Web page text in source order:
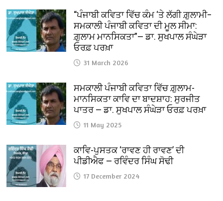
“ਪੰਜਾਬੀ ਕਵਿਤਾ ਵਿੱਚ ਕੰਮ ‘ਤੇ ਲੱਗੀ ਗ਼ੁਲਾਮੀ–
ਸਮਕਾਲੀ ਪੰਜਾਬੀ ਕਵਿਤਾ ਦੀ ਮੂਲ ਸੀਮਾ:
ਗ਼ੁਲਾਮ ਮਾਨਸਿਕਤਾ”— ਡਾ. ਸੁਖਪਾਲ ਸੰਘੇੜਾ
ਓਰਫ਼ ਪਰਖ਼ਾ
31 March 2026
ਸਮਕਾਲੀ ਪੰਜਾਬੀ ਕਵਿਤਾ ਵਿੱਚ ਗ਼ੁਲਾਮ-
ਮਾਨਸਿਕਤਾ ਕਾਵਿ ਦਾ ਬਾਦਸ਼ਾਹ: ਸੁਰਜੀਤ
ਪਾਤਰ — ਡਾ. ਸੁਖਪਾਲ ਸੰਘੇੜਾ ਓਰਫ਼ ਪਰਖ਼ਾ
11 May 2025
ਕਾਵਿ-ਪੁਸਤਕ ‘ਰਾਵਣ ਹੀ ਰਾਵਣ’ ਦੀ
ਪੀਡੀਐਫ — ਰਵਿੰਦਰ ਸਿੰਘ ਸੋਢੀ
17 December 2024